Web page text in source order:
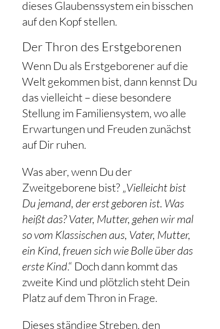
dieses Glaubenssystem ein bisschen
auf den Kopf stellen.
Der Thron des Erstgeborenen
Wenn Du als Erstgeborener auf die
Welt gekommen bist, dann kennst Du
das vielleicht – diese besondere
Stellung im Familiensystem, wo alle
Erwartungen und Freuden zunächst
auf Dir ruhen.
Was aber, wenn Du der
Zweitgeborene bist? „Vielleicht bist
Du jemand, der erst geboren ist. Was
heißt das? Vater, Mutter, gehen wir mal
so vom Klassischen aus, Vater, Mutter,
ein Kind, freuen sich wie Bolle über das
erste Kind.“ Doch dann kommt das
zweite Kind und plötzlich steht Dein
Platz auf dem Thron in Frage.
Dieses ständige Streben, den